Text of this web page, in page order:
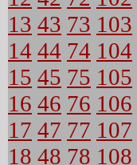
13 43 73 103
14 44 74 104
15 45 75 105
16 46 76 106
17 47 77 107
18 48 78 108